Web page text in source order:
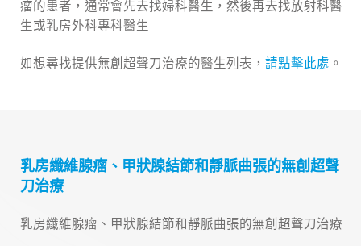
瘤的患者，通常會先去找婦科醫生，然後再去找放射科醫
生或乳房外科專科醫生
如想尋找提供無創超聲刀治療的醫生列表， 請點擊此處 。
乳房纖維腺瘤、甲狀腺結節和靜脈曲張的無創超聲
刀治療
乳房纖維腺瘤、甲狀腺結節和靜脈曲張的無創超聲刀治療